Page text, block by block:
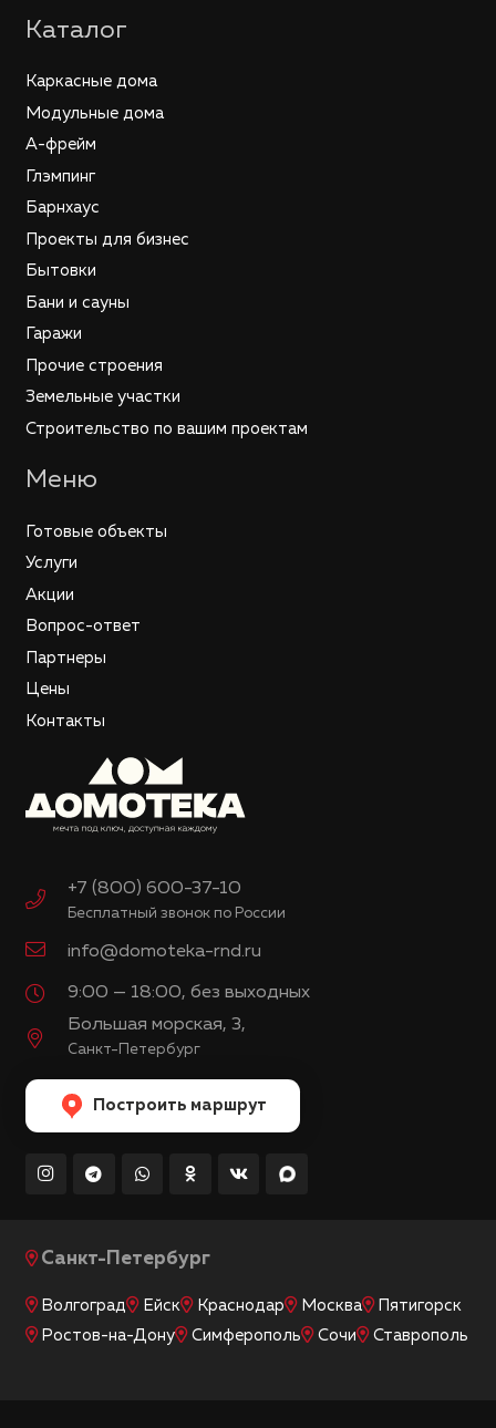
Каталог
Каркасные дома
Модульные дома
А-фрейм
Глэмпинг
Барнхаус
Проекты для бизнес
Бытовки
Бани и сауны
Гаражи
Прочие строения
Земельные участки
Строительство по вашим проектам
Меню
Готовые объекты
Услуги
Акции
Вопрос-ответ
Партнеры
Цены
Контакты
+7 (800) 600-37-10
Бесплатный звонок по России
info@domoteka-rnd.ru
9:00 — 18:00, без выходных
Большая морская, 3,
Санкт-Петербург
Построить маршрут
Санкт-Петербург
Волгоград Ейск Краснодар Москва
Пятигорск
Ростов-на-Дону
Симферополь Сочи Ставрополь